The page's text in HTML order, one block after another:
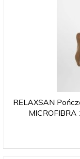
RELAXSAN